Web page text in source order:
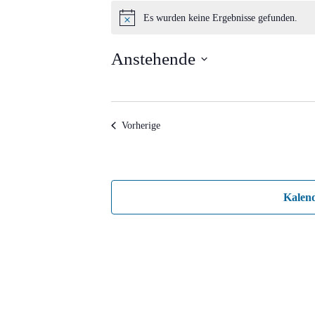
Veranstaltungen
Hinweis
Es wurden keine Ergebnisse gefunden.
Anstehende
VorherigeVeranstaltungen